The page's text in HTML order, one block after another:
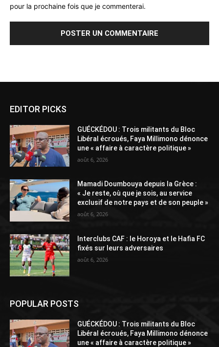
pour la prochaine fois que je commenterai.
EDITOR PICKS
GUÉCKÉDOU : Trois militants du Bloc
Libéral écroués, Faya Millimono dénonce
une « affaire à caractère politique »
août 6, 2026
Mamadi Doumbouya depuis la Grèce :
« Je reste, où que je sois, au service
exclusif de notre pays et de son peuple »
août 6, 2026
Interclubs CAF : le Horoya et le Hafia FC
fixés sur leurs adversaires
août 6, 2026
POPULAR POSTS
GUÉCKÉDOU : Trois militants du Bloc
Libéral écroués, Faya Millimono dénonce
une « affaire à caractère politique »